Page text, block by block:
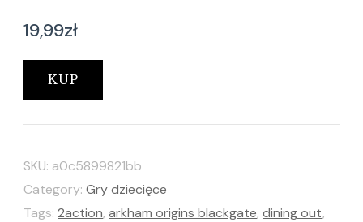
19,99zł
KUP
SKU: a0c5899821bb
Category: Gry dziecięce
Tags: 2action, arkham origins blackgate, dining out,